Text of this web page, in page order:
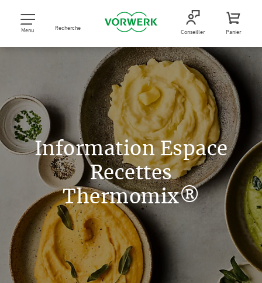
Menu Recherche Conseiller Panier
Information Espace
Recettes
Thermomix®